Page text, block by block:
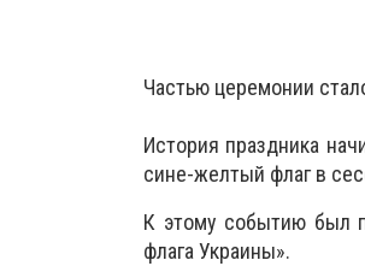
Частью церемонии
История праздника
сине-желтый флаг в
К этому событию был
флага Украины».